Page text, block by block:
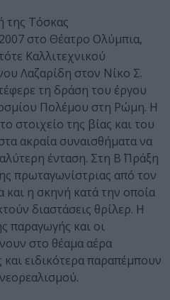
της Τόσκας
στο Θέατρο Ολύμπια,
Καλλιτεχνικού
Λαζαρίδη στον Νίκο Σ.
τη δράση του έργου
Πολέμου στη Ρώμη. Η
στοιχείο της βίας και του
ακραία συναισθήματα να
ένταση. Στη Β΄ Πράξη
πρωταγωνίστριας από τον
και η σκηνή κατά την οποία
διαστάσεις θρίλερ. Η
παραγωγής και οι
στο θέαμα αέρα
και ειδικότερα παραπέμπουν